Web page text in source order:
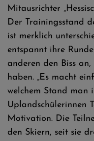
Mitausrichter
Der Trainingsstand
ist merklich
entspannt ihre
anderen den Biss
haben. „Es macht
welchem Stand man
Uplandschülerinnen
Motivation. Die
den Skiern, seit sie